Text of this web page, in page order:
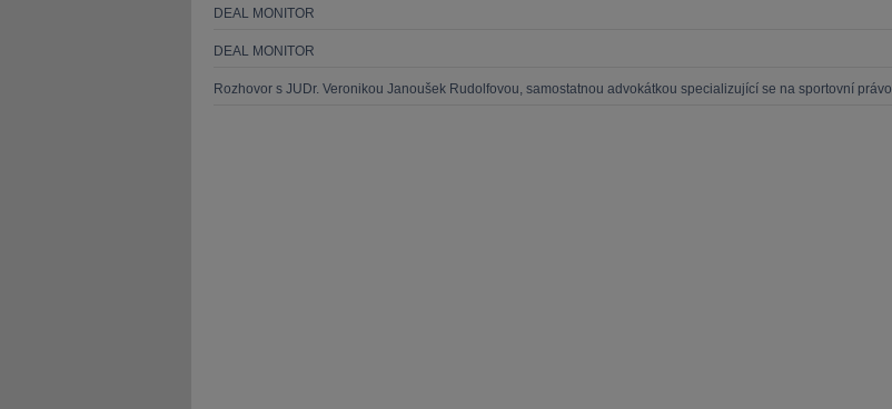
DEAL MONITOR
DEAL MONITOR
Rozhovor s JUDr. Veronikou Janoušek Rudolfovou, samostatnou advokátkou specializující se na sportovní právo